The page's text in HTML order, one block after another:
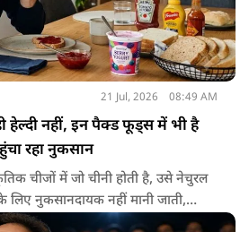
21 Jul, 2026 08:49 AM
हेल्दी नहीं, इन पैक्ड फूड्स में भी है
रहा नुकसान
चीजों में जो चीनी होती है, उसे नेचुरल
लिए नुकसानदायक नहीं मानी जाती,
विटामिन, मिनरल और दूसरे जरूरी